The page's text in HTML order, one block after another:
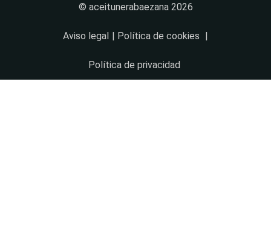
© aceitunerabaezana 2026
Aviso legal Política de cookies
Política de privacidad